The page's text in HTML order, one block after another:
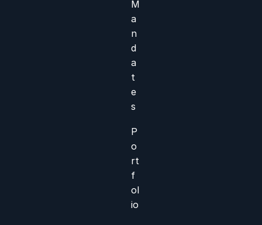
M
a
n
d
a
t
e
s
P
o
rt
f
ol
io